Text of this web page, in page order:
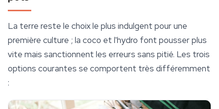
La terre reste le choix le plus indulgent pour une
première culture ; la coco et l'hydro font pousser plus
vite mais sanctionnent les erreurs sans pitié. Les trois
options courantes se comportent très différemment
: